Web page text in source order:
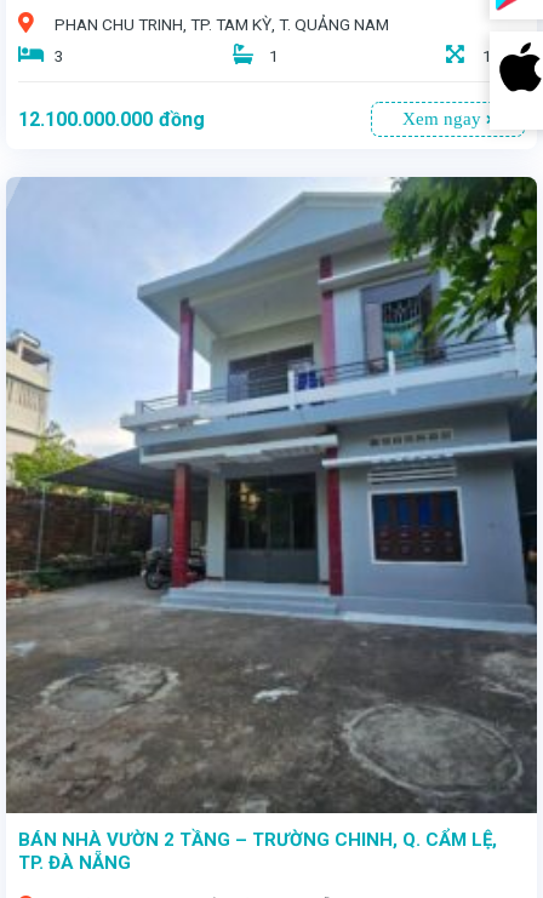
PHAN CHU TRINH, TP. TAM KỲ, T. QUẢNG NAM
3
1 178,3
12.100.000.000 đồng Xem ngay
BÁN NHÀ VƯỜN 2 TẦNG – TRƯỜNG CHINH, Q. CẨM LỆ,
TP. ĐÀ NẴNG